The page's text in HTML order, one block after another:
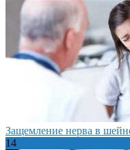
Защемление нерва в
14